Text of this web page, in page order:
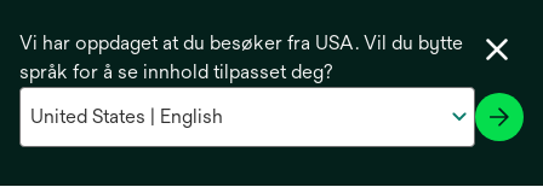
Vi har oppdaget at du besøker fra USA. Vil du bytte
språk for å se innhold tilpasset deg?